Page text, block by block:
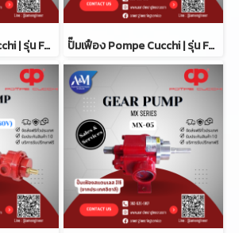
ปั๊มเฟือง Pompe Cucchi | รุ่น FMG 010 ปั๊มเฟือง Pompe Cucchi | รุ่น FMG 040